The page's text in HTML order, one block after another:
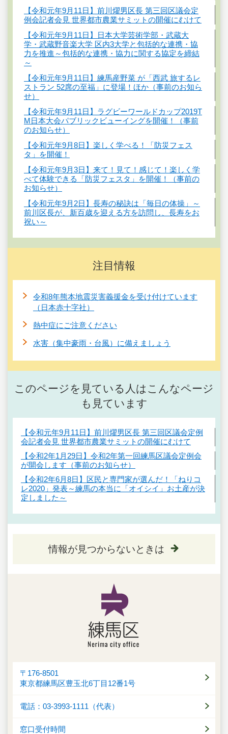
【令和元年9月11日】前川燿男区長 第三回区議会定
例会記者会見 世界都市農業サミットの開催にむけて
【令和元年9月11日】日本大学芸術学部・武蔵大
学・武蔵野音楽大学 区内3大学と包括的な連携・協
力を推進～包括的な連携・協力に関する協定を締結
～
【令和元年9月11日】練馬産野菜 が「西武 旅するレ
ストラン 52席の至福」に登場！ほか（事前のお知ら
せ）
【令和元年9月11日】ラグビーワールドカップ2019T
M日本大会パブリックビューイングを開催！（事前
のお知らせ）
【令和元年9月8日】楽しく学べる！「防災フェス
タ」を開催！
【令和元年9月3日】来て！見て！感じて！楽しく学
べて体験できる「防災フェスタ」を開催！（事前の
お知らせ）
【令和元年9月2日】長寿の秘訣は「毎日の体操」～
前川区長が、新百歳を迎える方を訪問し、長寿をお
祝い～
注目情報
令和8年熊本地震災害義援金を受け付けています
（日本赤十字社）
熱中症にご注意ください
水害（集中豪雨・台風）に備えましょう
このページを見ている人はこんなページ
も見ています
【令和元年9月11日】前川燿男区長 第三回区議会定例
会記者会見 世界都市農業サミットの開催にむけて
【令和2年1月29日】令和2年第一回練馬区議会定例会
が開会します（事前のお知らせ）
【令和2年6月8日】区民と専門家が選んだ！「ねりコ
レ2020」発表～練馬の本当に「オイシイ」お土産が決
定しました～
情報が見つからないときは
〒176-8501
東京都練馬区豊玉北6丁目12番1号
電話：03-3993-1111（代表）
窓口受付時間